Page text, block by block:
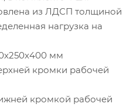
из ЛДСП толщиной
нагрузка на
мм
кромки рабочей
кромкой рабочей